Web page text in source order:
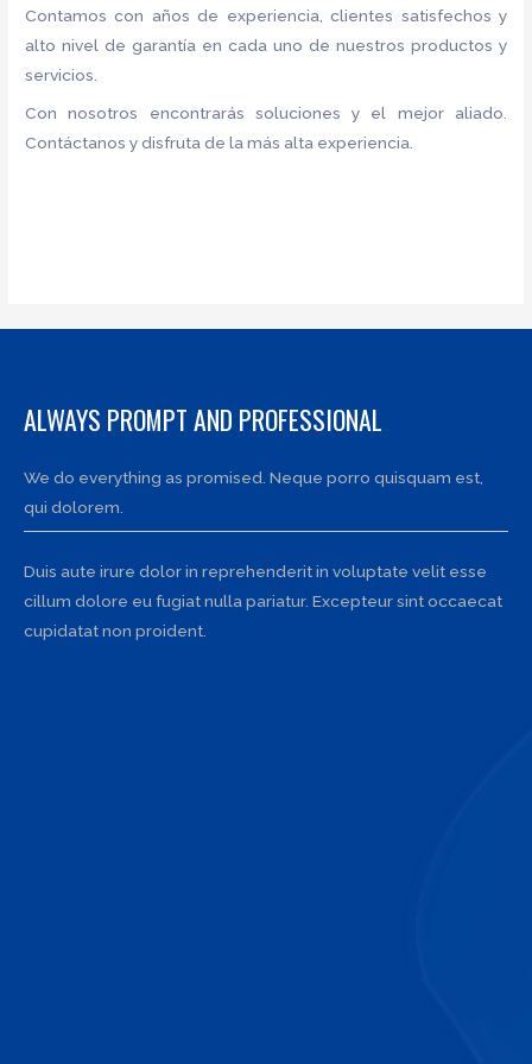
Contamos con años de experiencia, clientes satisfechos y
alto nivel de garantía en cada uno de nuestros productos y
servicios.
Con nosotros encontrarás soluciones y el mejor aliado.
Contáctanos y disfruta de la más alta experiencia.
ALWAYS PROMPT AND PROFESSIONAL
We do everything as promised. Neque porro quisquam est,
qui dolorem.
Duis aute irure dolor in reprehenderit in voluptate velit esse
cillum dolore eu fugiat nulla pariatur. Excepteur sint occaecat
cupidatat non proident.